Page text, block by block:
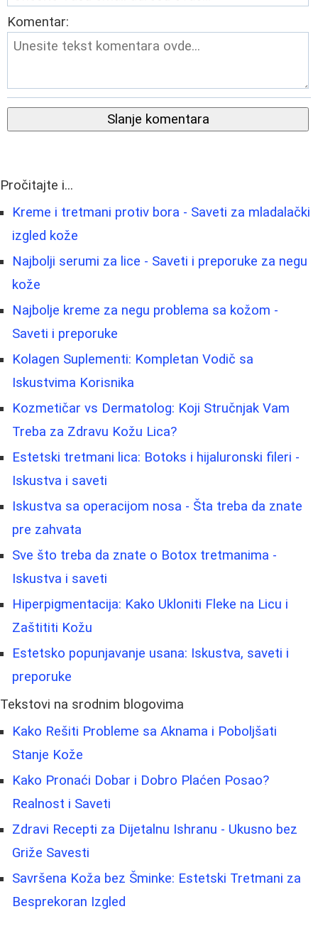
Komentar:
Slanje komentara
Pročitajte i...
Kreme i tretmani protiv bora - Saveti za mladalački
izgled kože
Najbolji serumi za lice - Saveti i preporuke za negu
kože
Najbolje kreme za negu problema sa kožom -
Saveti i preporuke
Kolagen Suplementi: Kompletan Vodič sa
Iskustvima Korisnika
Kozmetičar vs Dermatolog: Koji Stručnjak Vam
Treba za Zdravu Kožu Lica?
Estetski tretmani lica: Botoks i hijaluronski fileri -
Iskustva i saveti
Iskustva sa operacijom nosa - Šta treba da znate
pre zahvata
Sve što treba da znate o Botox tretmanima -
Iskustva i saveti
Hiperpigmentacija: Kako Ukloniti Fleke na Licu i
Zaštititi Kožu
Estetsko popunjavanje usana: Iskustva, saveti i
preporuke
Tekstovi na srodnim blogovima
Kako Rešiti Probleme sa Aknama i Poboljšati
Stanje Kože
Kako Pronaći Dobar i Dobro Plaćen Posao?
Realnost i Saveti
Zdravi Recepti za Dijetalnu Ishranu - Ukusno bez
Griže Savesti
Savršena Koža bez Šminke: Estetski Tretmani za
Besprekoran Izgled